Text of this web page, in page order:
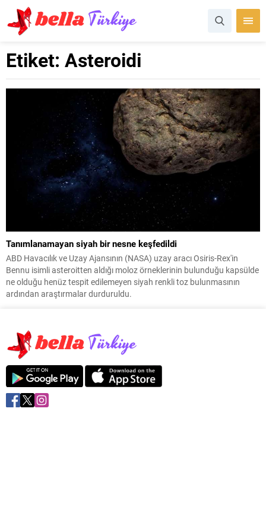
Etiket: Asteroidi
Tanımlanamayan siyah bir nesne keşfedildi
ABD Havacılık ve Uzay Ajansının (NASA) uzay aracı Osiris-Rex'in
Bennu isimli asteroitten aldığı moloz örneklerinin bulunduğu kapsülde
ne olduğu henüz tespit edilemeyen siyah renkli toz bulunmasının
ardından araştırmalar durduruldu.